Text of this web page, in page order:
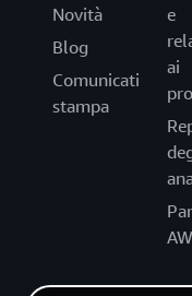
Novità
Blog
Comunicati
stampa
e
ai